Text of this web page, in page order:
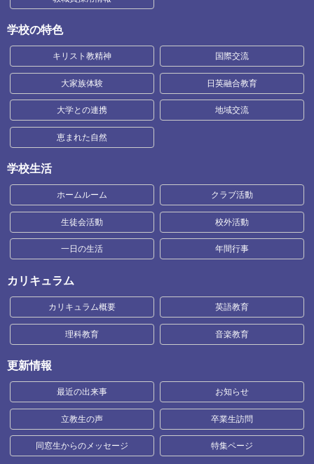
学校の特色
キリスト教精神 国際交流
大家族体験 日英融合教育
大学との連携 地域交流
恵まれた自然
学校生活
ホームルーム クラブ活動
生徒会活動 校外活動
一日の生活 年間行事
カリキュラム
カリキュラム概要 英語教育
理科教育 音楽教育
更新情報
最近の出来事 お知らせ
立教生の声 卒業生訪問
同窓生からのメッセージ 特集ページ